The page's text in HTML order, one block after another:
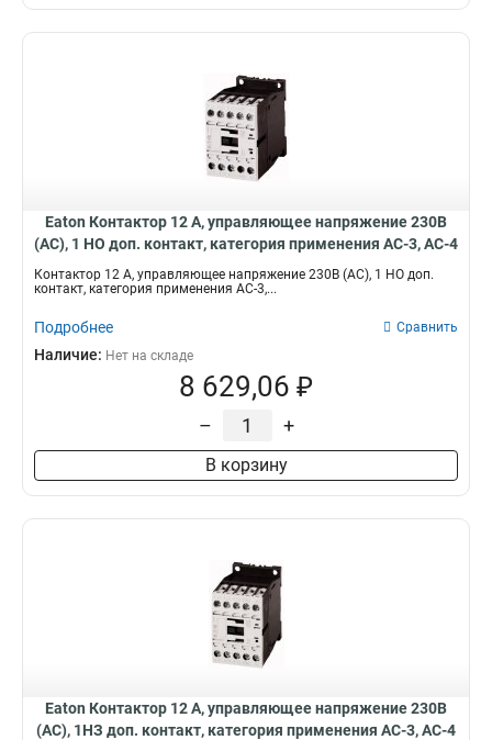
Eaton Контактор 12 А, управляющее напряжение 230В
(АС), 1 НО доп. контакт, категория применения AC-3, AC-4
DILM12-10(230V50HZ,240V60HZ)
Контактор 12 А, управляющее напряжение 230В (АС), 1 НО доп.
контакт, категория применения AC-3,...
Подробнее Сравнить
Наличие: Нет на складе
8 629,06 ₽
– +
В корзину
Eaton Контактор 12 А, управляющее напряжение 230В
(АС), 1НЗ доп. контакт, категория применения AC-3, AC-4